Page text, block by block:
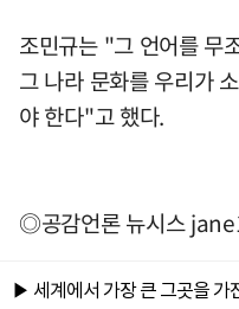
조민규는 "그 언어를 무
그 나라 문화를 우리가
야 한다"고 했다.
◎공감언론 뉴시스